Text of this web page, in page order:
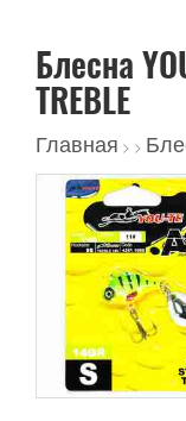
Блесна
TREBLE
Главная > >